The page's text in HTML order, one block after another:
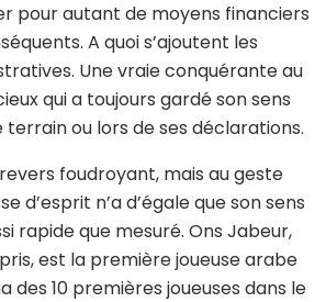
pour autant de moyens financiers
A quoi s’ajoutent les
Une vraie conquérante au
qui a toujours gardé son sens
terrain ou lors de ses déclarations.
foudroyant, mais au geste
d’esprit n’a d’égale que son sens
rapide que mesuré. Ons Jabeur,
est la première joueuse arabe
des 10 premières joueuses dans le